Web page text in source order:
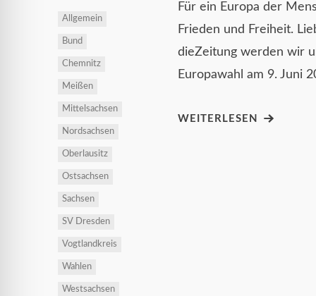
Allgemein
Bund
Chemnitz
Meißen
Mittelsachsen
Nordsachsen
Oberlausitz
Ostsachsen
Sachsen
SV Dresden
Vogtlandkreis
Wahlen
Westsachsen
Für ein Europa der
Frieden und Freiheit.
dieZeitung werden wir
Europawahl am 9. Juni
WEITERLESEN